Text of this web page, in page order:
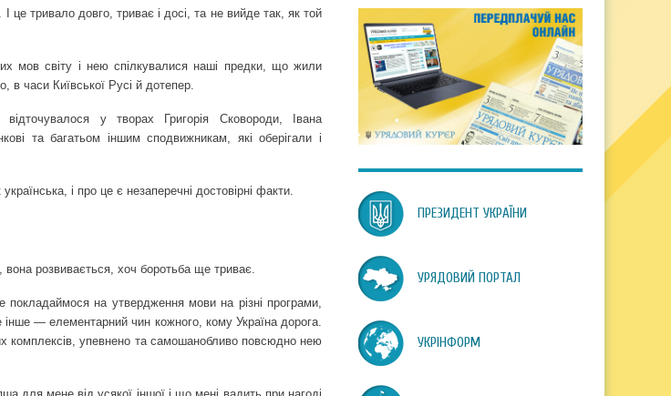
І це тривало довго, триває і досі, та не вийде так, як той
мов світу і нею спілкувалися наші предки, що жили
в часи Київської Русі й дотепер.
у творах Григорія Сковороди, Івана
та багатьом іншим сподвижникам, які оберігали і
і про це є незаперечні достовірні факти.
вона розвивається, хоч боротьба ще триває.
покладаймося на утвердження мови на різні програми,
інше — елементарний чин кожного, кому Україна дорога.
комплексів, упевнено та самошанобливо повсюдно нею
ПРЕЗИДЕНТ УКРАЇНИ
УРЯДОВИЙ ПОРТАЛ
УКРІНФОРМ